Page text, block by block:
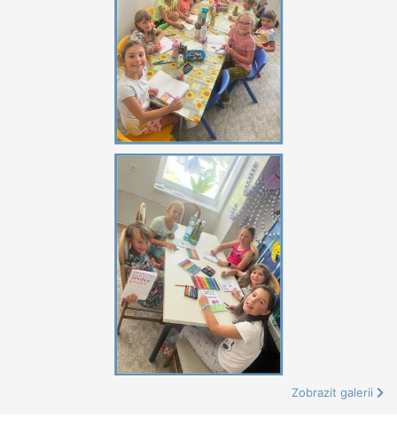
Zobrazit galerii